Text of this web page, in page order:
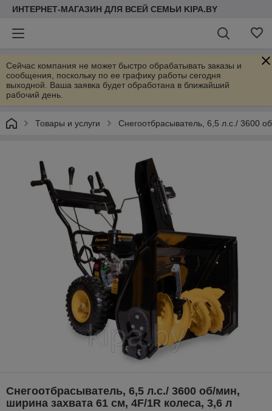
ИНТЕРНЕТ-МАГАЗИН ДЛЯ ВСЕЙ СЕМЬИ KIPA.BY
Сейчас компания не может быстро обрабатывать заказы и
сообщения, поскольку по ее графику работы сегодня
выходной. Ваша заявка будет обработана в ближайший
рабочий день.
Товары и услуги Снегоотбрасыватель, 6,5 л.с./ 3600
Снегоотбрасыватель, 6,5 л.с./ 3600 об/мин,
ширина захвата 61 см, 4F/1R колеса, 3,6 л